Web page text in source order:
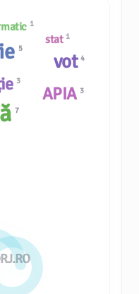
vot4
stat 1
1
7
5
3
APIA 3